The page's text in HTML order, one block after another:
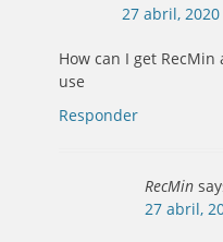
27 abril,
How can I get
use
Responder
RecMin
27 abril,